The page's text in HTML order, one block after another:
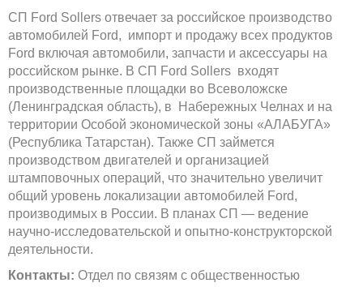
СП Ford Sollers отвечает за российское производство
автомобилей Ford, импорт и продажу всех продуктов
Ford включая автомобили, запчасти и аксессуары на
российском рынке. В СП Ford Sollers входят
производственные площадки во Всеволожске
(Ленинградская область), в Набережных Челнах и на
территории Особой экономической зоны «АЛАБУГА»
(Республика Татарстан). Также СП займется
производством двигателей и организацией
штамповочных операций, что значительно увеличит
общий уровень локализации автомобилей Ford,
производимых в России. В планах СП — ведение
научно-исследовательской и опытно-конструкторской
деятельности.
Контакты: Отдел по связям с общественностью